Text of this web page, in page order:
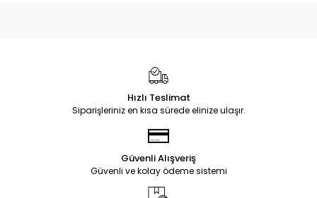
Hızlı Teslimat
Siparişleriniz en kısa sürede elinize ulaşır.
Güvenli Alışveriş
Güvenli ve kolay ödeme sistemi